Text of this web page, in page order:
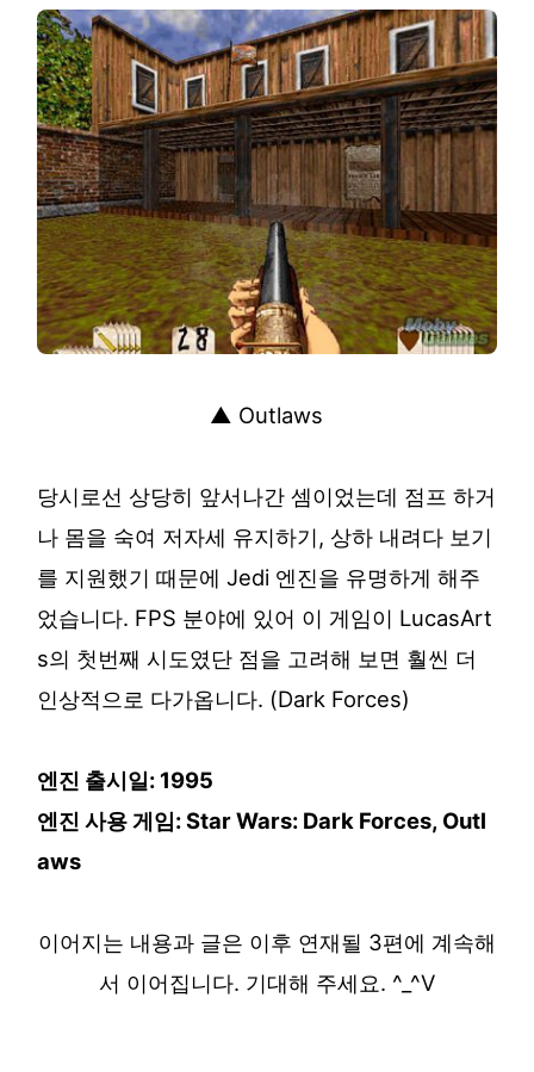
▲ Outlaws
당시로선 상당히 앞서나간 셈이었는데 점프 하거
나 몸을 숙여 저자세 유지하기, 상하 내려다 보기
를 지원했기 때문에 Jedi 엔진을 유명하게 해주
었습니다. FPS 분야에 있어 이 게임이 LucasArt
s의 첫번째 시도였단 점을 고려해 보면 훨씬 더
인상적으로 다가옵니다. (Dark Forces)
엔진 출시일: 1995
엔진 사용 게임: Star Wars: Dark Forces, Outl
aws
이어지는 내용과 글은 이후 연재될 3편에 계속해
서 이어집니다. 기대해 주세요. ^_^V